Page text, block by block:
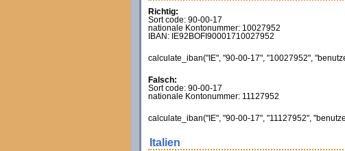
Richtig:
Sort code: 90-00-17
nationale Kontonummer: 10027952
IBAN: IE92BOFI90001710027952
calculate_iban("IE", "90-00-17", "10027952",
Falsch:
Sort code: 90-00-17
nationale Kontonummer: 11127952
calculate_iban("IE", "90-00-17", "11127952",
Italien